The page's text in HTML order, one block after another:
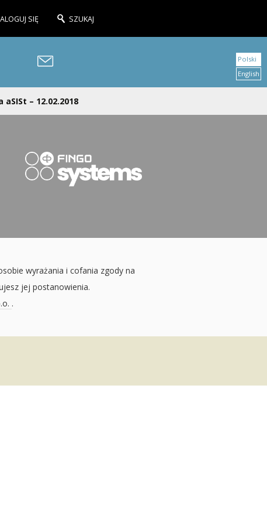
SIĘ SZUKAJ
– 12.02.2018
Polski
English
wyrażania i cofania zgody na
jej postanowienia.
.